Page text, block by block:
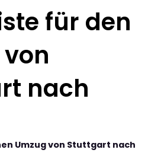
für den
nach
Umzug von Stuttgart nach